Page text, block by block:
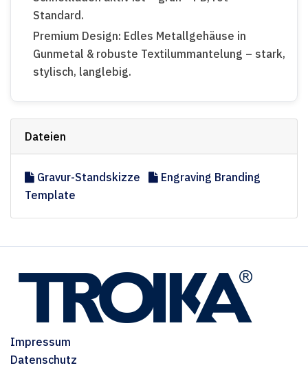
Standard.
Premium Design: Edles Metallgehäuse in
Gunmetal & robuste Textilummantelung – stark,
stylisch, langlebig.
Dateien
Gravur-Standskizze
Engraving Branding
Template
Impressum
Datenschutz